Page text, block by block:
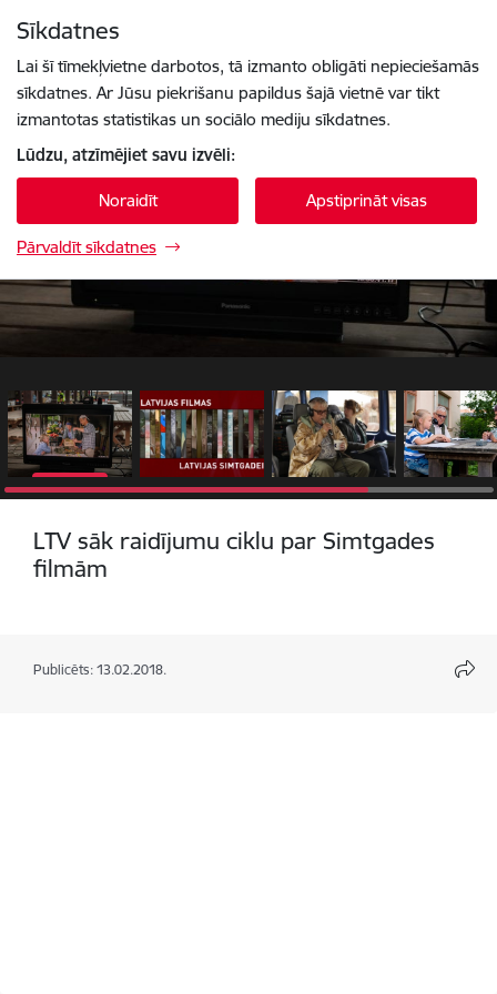
Sīkdatnes
Lai šī tīmekļvietne darbotos, tā izmanto obligāti nepieciešamās
sīkdatnes. Ar Jūsu piekrišanu papildus šajā vietnē var tikt
izmantotas statistikas un sociālo mediju sīkdatnes.
Lūdzu, atzīmējiet savu izvēli:
Noraidīt Apstiprināt visas
Pārvaldīt sīkdatnes
1 / 5
LTV sāk raidījumu ciklu par Simtgades
filmām
Publicēts: 13.02.2018.